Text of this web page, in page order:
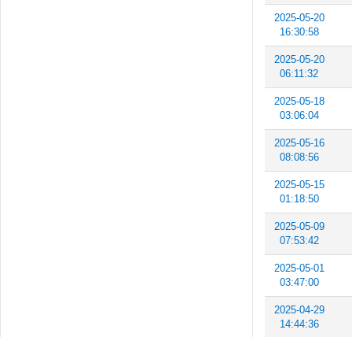
2025-05-20
16:30:58
2025-05-20
06:11:32
2025-05-18
03:06:04
2025-05-16
08:08:56
2025-05-15
01:18:50
2025-05-09
07:53:42
2025-05-01
03:47:00
2025-04-29
14:44:36